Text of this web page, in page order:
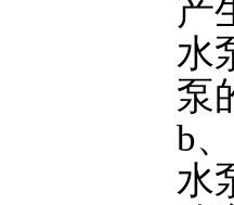
产
水
泵
b
水